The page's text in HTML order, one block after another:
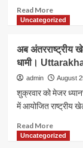
फटने
धामी
ने
दिए
राहत-
बचाव
कार्य
करने
के
Read MoreRead
more
जनपद
रुद्रप्रयाग
के
बसुकेदार
क्षेत्र
बादल
से
Uncategorized
अब अंतरराष्ट्रीय
धामी।
admin August
शुक्रवार को मेजर
में आयोजित राष्ट्रीय
Read MoreRead
more
Uncategorized